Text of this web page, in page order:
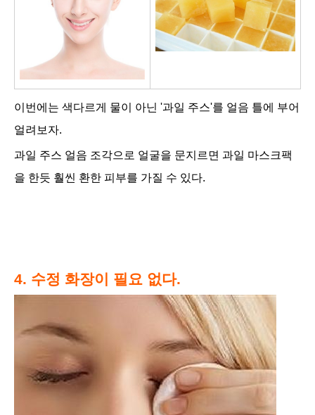
이번에는 색다르게 물이 아닌 '과일 주스'를 얼음 틀에 부어
얼려보자.
과일 주스 얼음 조각으로 얼굴을 문지르면 과일 마스크팩
을 한듯 훨씬 환한 피부를 가질 수 있다.
4. 수정 화장이 필요 없다.